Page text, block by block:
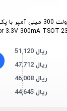
3.3V 300mA TSOT-
51,120 ریال
47,712 ریال
46,008 ریال
44,645 ریال